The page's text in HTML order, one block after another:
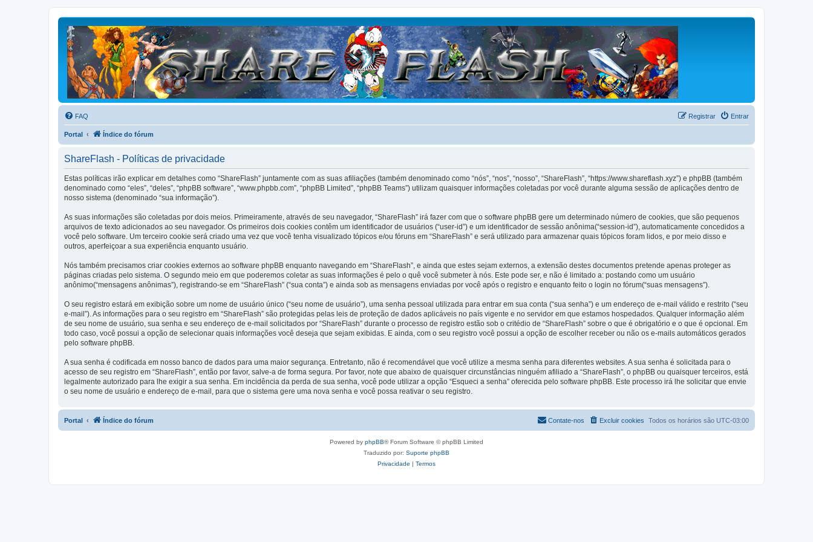
FAQ Entrar
Registrar
Portal Índice do fórum
ShareFlash - Políticas de privacidade
Estas políticas irão explicar em detalhes como “ShareFlash” juntamente com as suas afiliações (também denominado como “nós”, “nos”, “nosso”, “ShareFlash”, “https://www.shareflash.xyz”) e phpBB (também
denominado como “eles”, “deles”, “phpBB software”, “www.phpbb.com”, “phpBB Limited”, “phpBB Teams”) utilizam quaisquer informações coletadas por você durante alguma sessão de aplicações dentro de
nosso sistema (denominado “sua informação”).
As suas informações são coletadas por dois meios. Primeiramente, através de seu navegador, “ShareFlash” irá fazer com que o software phpBB gere um determinado número de cookies, que são pequenos
arquivos de texto adicionados ao seu navegador. Os primeiros dois cookies contêm um identificador de usuários (“user-id”) e um identificador de sessão anônima(“session-id”), automaticamente concedidos a
você pelo software. Um terceiro cookie será criado uma vez que você tenha visualizado tópicos e/ou fóruns em “ShareFlash” e será utilizado para armazenar quais tópicos foram lidos, e por meio disso e
outros, aperfeiçoar a sua experiência enquanto usuário.
Nós também precisamos criar cookies externos ao software phpBB enquanto navegando em “ShareFlash”, e ainda que estes sejam externos, a extensão destes documentos pretende apenas proteger as
páginas criadas pelo sistema. O segundo meio em que poderemos coletar as suas informações é pelo o quê você submeter à nós. Este pode ser, e não é limitado a: postando como um usuário
anônimo(“mensagens anônimas”), registrando-se em “ShareFlash” (“sua conta”) e ainda sob as mensagens enviadas por você após o registro e enquanto feito o login no fórum(“suas mensagens”).
O seu registro estará em exibição sobre um nome de usuário único (“seu nome de usuário”), uma senha pessoal utilizada para entrar em sua conta (“sua senha”) e um endereço de e-mail válido e restrito (“seu
e-mail”). As informações para o seu registro em “ShareFlash” são protegidas pelas leis de proteção de dados aplicáveis no país vigente e no servidor em que estamos hospedados. Qualquer informação além
de seu nome de usuário, sua senha e seu endereço de e-mail solicitados por “ShareFlash” durante o processo de registro estão sob o critédio de “ShareFlash” sobre o que é obrigatório e o que é opcional. Em
todo caso, você possui a opção de selecionar quais informações você deseja que sejam exibidas. E ainda, com o seu registro você possui a opção de escolher receber ou não os e-mails automáticos gerados
pelo software phpBB.
A sua senha é codificada em nosso banco de dados para uma maior segurança. Entretanto, não é recomendável que você utilize a mesma senha para diferentes websites. A sua senha é solicitada para o
acesso de seu registro em “ShareFlash”, então por favor, salve-a de forma segura. Por favor, note que abaixo de quaisquer circunstâncias ninguém afiliado a “ShareFlash”, o phpBB ou quaisquer terceiros, está
legalmente autorizado para lhe exigir a sua senha. Em incidência da perda de sua senha, você pode utilizar a opção “Esqueci a senha” oferecida pelo software phpBB. Este processo irá lhe solicitar que envie
o seu nome de usuário e endereço de e-mail, para que o sistema gere uma nova senha e você possa reativar o seu registro.
Portal Índice do fórum Todos os horários são UTC-03:00
Excluir cookies
Contate-nos
Powered by phpBB® Forum Software © phpBB Limited
Traduzido por: Suporte phpBB
Privacidade | Termos